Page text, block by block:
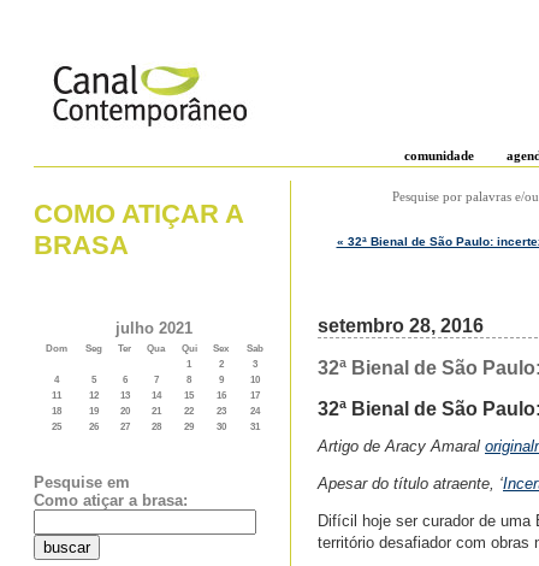
comunidade
COMO ATIÇAR A
BRASA
julho 2021
Dom Seg Ter Qua Qui Sex
Sab
1
2
3
4
5 6 7 8 9
10
11
12 13 14 15 16
17
18
19 20 21 22 23
24
25
26 27 28 29 30 31
Pesquise em
Como atiçar a brasa:
Pesquise por palavras e/
« 32ª Bienal de São Paulo:
setembro 28, 2016
32ª Bienal de São
32ª Bienal de São
Artigo de Aracy Amaral
Apesar do título atraente, ‘
Difícil hoje ser curador de
território desafiador com obras